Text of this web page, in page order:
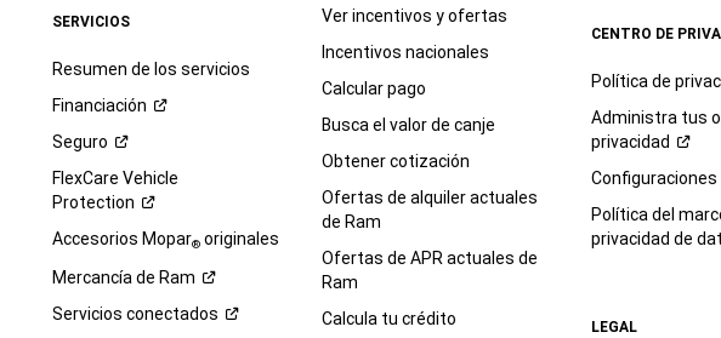
SERVICIOS
Resumen de los servicios
Financiación
Seguro
FlexCare Vehicle
Protection
Accesorios Mopar®originales
Mercancía de Ram
Servicios conectados
Ver incentivos y ofertas
Incentivos nacionales
Calcular pago
Busca el valor de canje
Obtener cotización
Ofertas de alquiler actuales
de Ram
Ofertas de APR actuales de
Ram
Calcula tu crédito
CENTRO DE
Política de
Administra tus
privacidad
Configuraciones
Política del
privacidad de
LEGAL